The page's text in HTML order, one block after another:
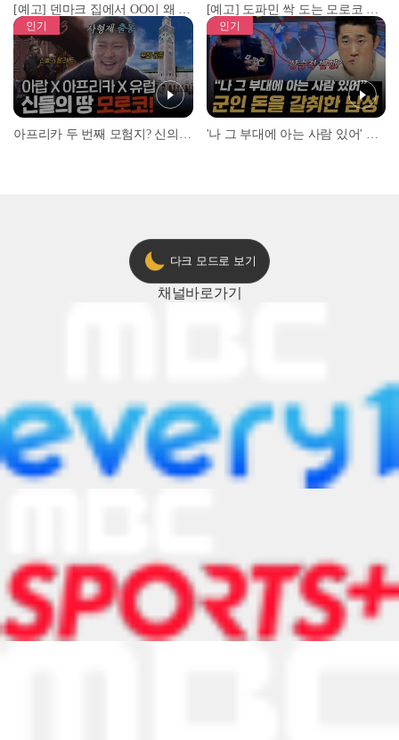
[예고] 덴마크 집에서 OO이 왜 나와...? 이상할 정도로 한국을 사랑하는 우리 형을 제보합니다! [예고] 도파민 싹 도는 모로코 야시장 투어!
인기 인기
다크 모드로 보기
채널바로가기